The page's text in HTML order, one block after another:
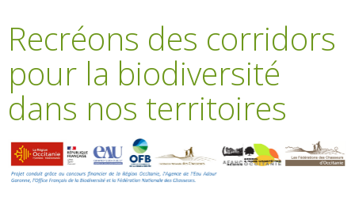
Recréons des corridors
pour la biodiversité
dans nos territoires